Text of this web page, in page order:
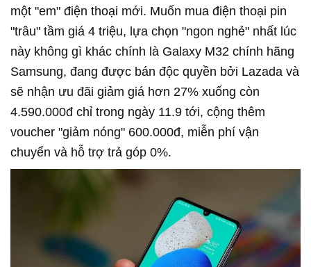
một "em" điện thoại mới. Muốn mua điện thoại pin
"trâu" tầm giá 4 triệu, lựa chọn "ngon nghẻ" nhất lúc
này không gì khác chính là Galaxy M32 chính hãng
Samsung, đang được bán độc quyền bởi Lazada và
sẽ nhận ưu đãi giảm giá hơn 27% xuống còn
4.590.000đ chỉ trong ngày 11.9 tới, cộng thêm
voucher "giảm nóng" 600.000đ, miễn phí vận
chuyển và hỗ trợ trả góp 0%.